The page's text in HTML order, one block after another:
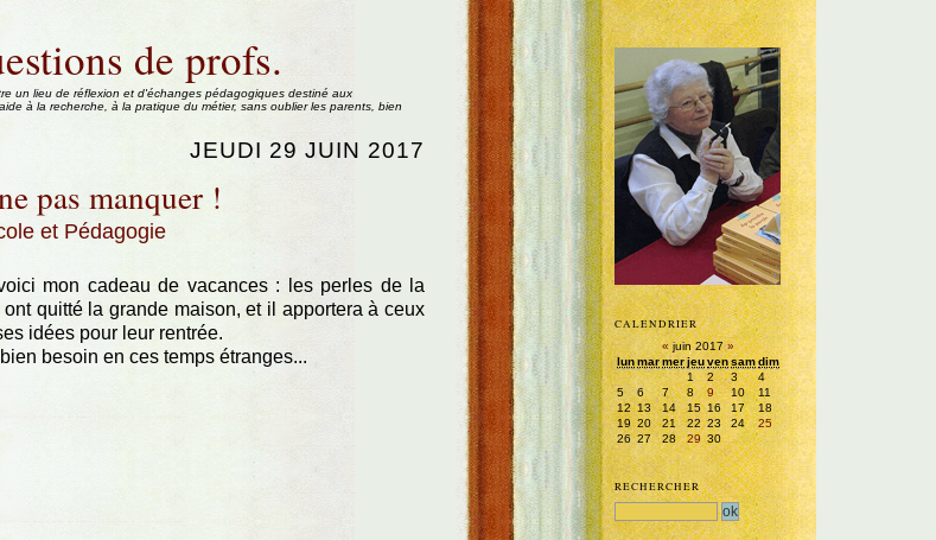
de profs.
un lieu de réflexion et d'échanges pédagogiques destiné aux
à la recherche, à la pratique du métier, sans oublier les parents, bien
JEUDI 29 JUIN 2017
pas manquer !
et Pédagogie
mon cadeau de vacances : les perles de la
quitté la grande maison, et il apportera à ceux
idées pour leur rentrée.
besoin en ces temps étranges...
CALENDRIER
«juin 2017»
lunmarmerjeuvensamdim
1
2 3
4
5
6 7 8 9 10
11
12 13 14 15 16 17
18
19 20 21 22 23 24
25
26 27 28 29 30
RECHERCHER